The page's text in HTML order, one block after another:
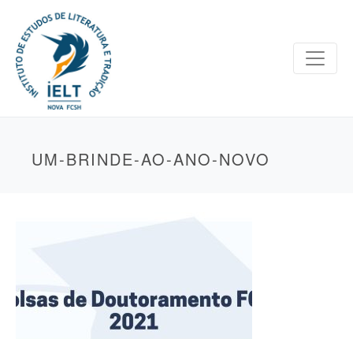
UM-BRINDE-AO-ANO-NOVO